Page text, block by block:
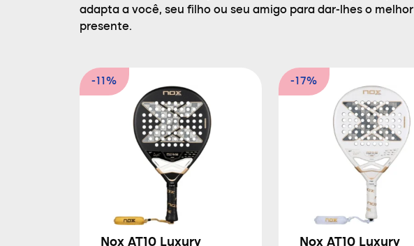
adapta a você, seu filho ou seu amigo para dar-lhes o melhor
presente.
-11%
Nox AT10 Luxury
-17%
Nox AT10 Luxury